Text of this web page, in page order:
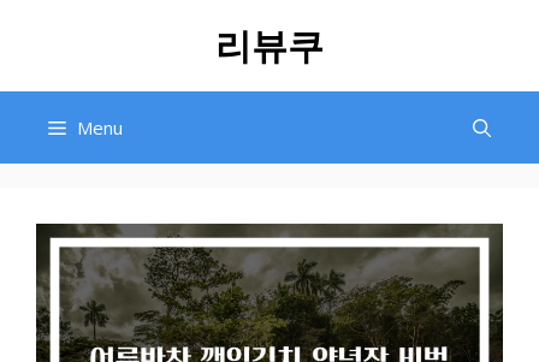
리뷰쿠
Menu